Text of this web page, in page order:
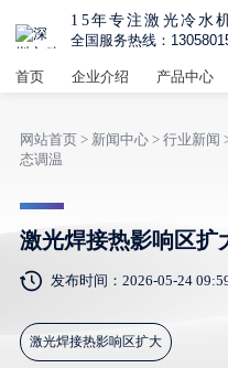
15年专注激光冷水
全国服务热线：
首页 企业介绍 产品中心
网站首页> 新闻中心> 行业新闻
态调温
激光焊接热影响区扩
发布时间：2026-05-24
激光焊接热影响区扩大